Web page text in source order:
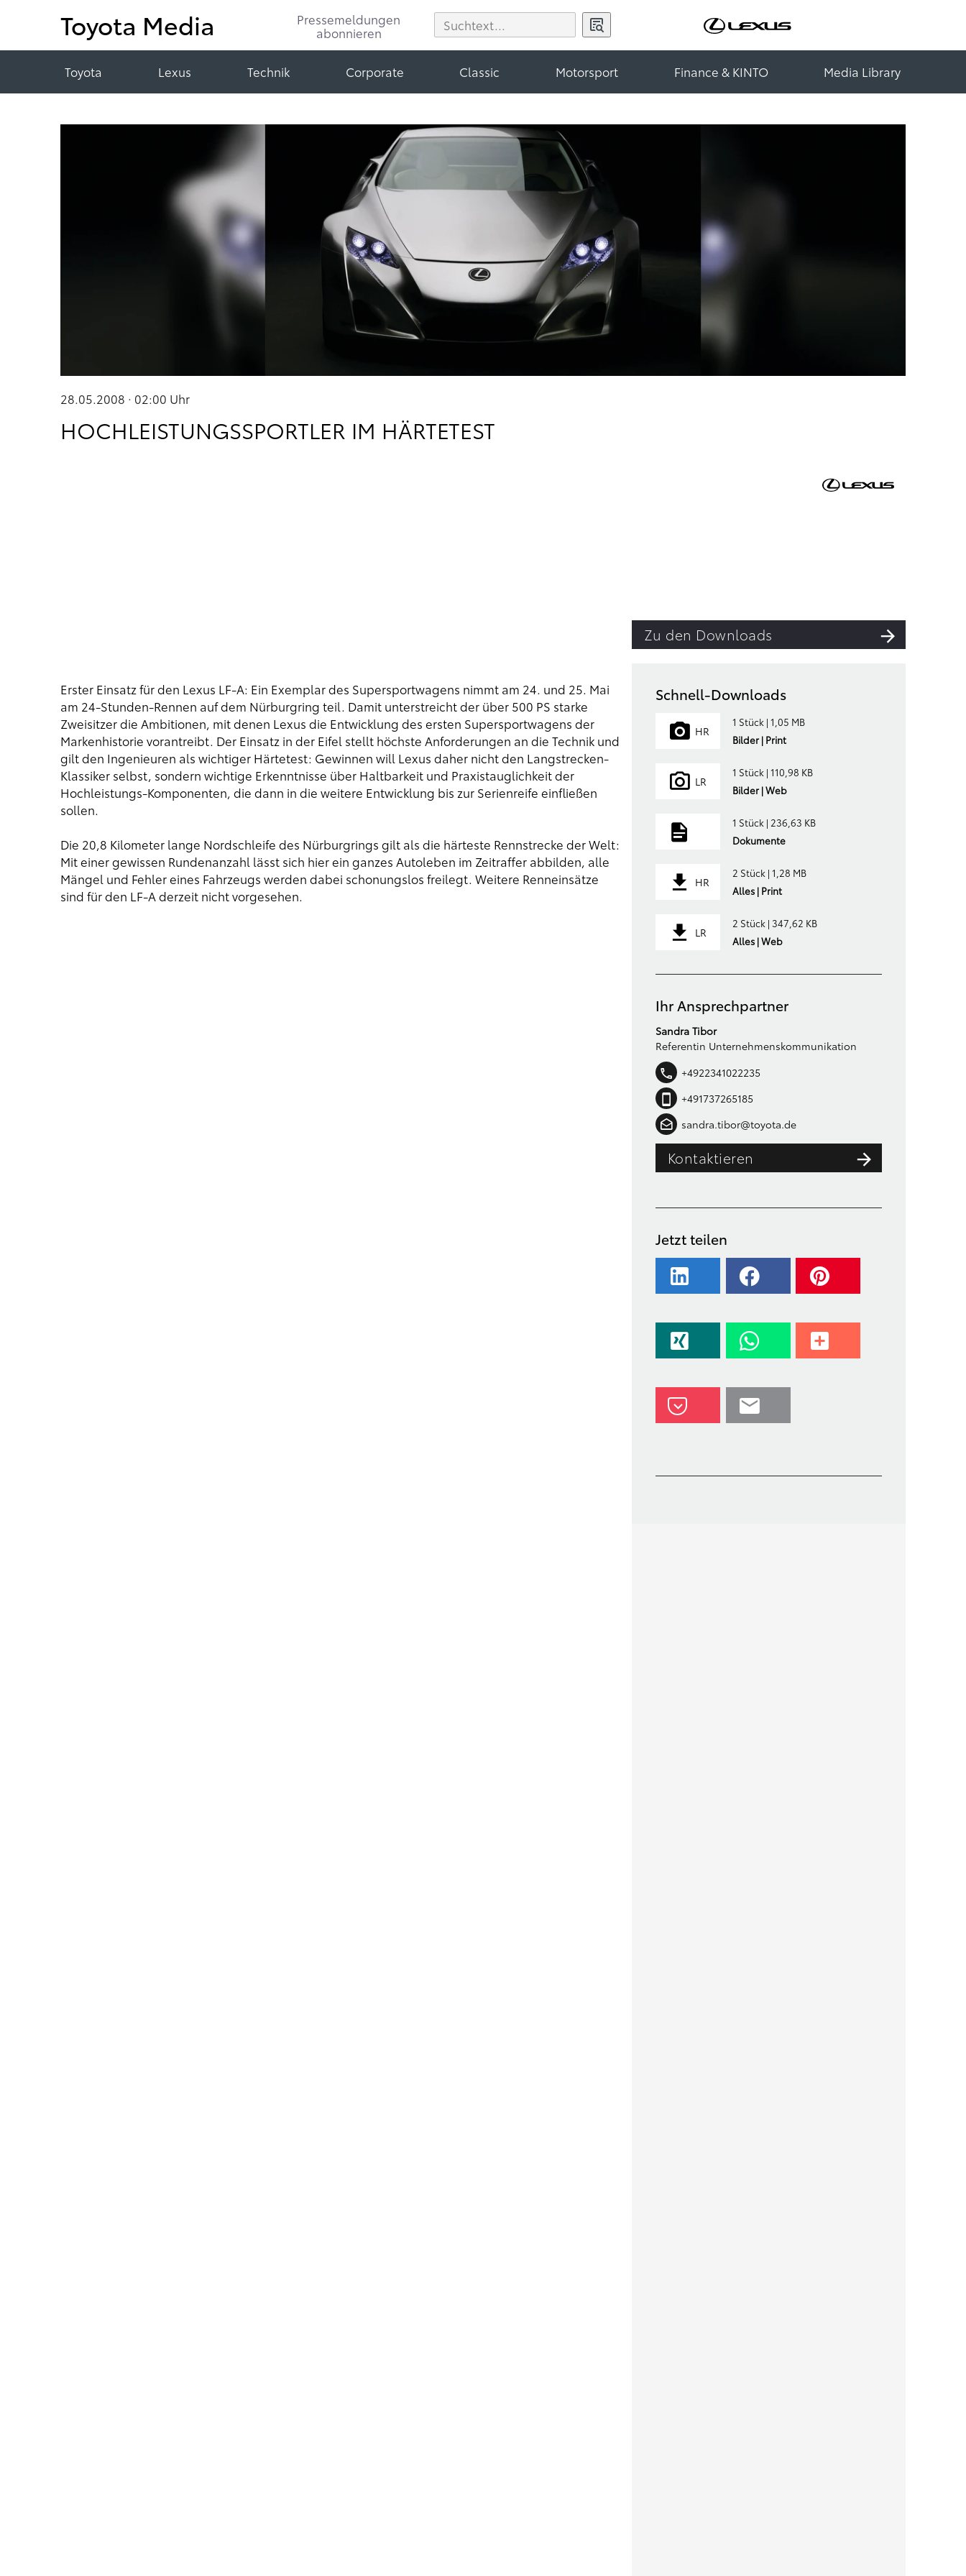
Toyota Media
Pressemeldungen
abonnieren
Toyota Lexus Technik Corporate Classic Motorsport Finance & KINTO Media Library
28.05.2008 · 02:00 Uhr
HOCHLEISTUNGSSPORTLER IM HÄRTETEST
Zu den Downloads
Erster Einsatz für den Lexus LF-A: Ein Exemplar des Supersportwagens nimmt am 24. und 25. Mai
am 24-Stunden-Rennen auf dem Nürburgring teil. Damit unterstreicht der über 500 PS starke
Zweisitzer die Ambitionen, mit denen Lexus die Entwicklung des ersten Supersportwagens der
Markenhistorie vorantreibt. Der Einsatz in der Eifel stellt höchste Anforderungen an die Technik und
gilt den Ingenieuren als wichtiger Härtetest: Gewinnen will Lexus daher nicht den Langstrecken-
Klassiker selbst, sondern wichtige Erkenntnisse über Haltbarkeit und Praxistauglichkeit der
Hochleistungs-Komponenten, die dann in die weitere Entwicklung bis zur Serienreife einfließen
sollen.
Die 20,8 Kilometer lange Nordschleife des Nürburgrings gilt als die härteste Rennstrecke der Welt:
Mit einer gewissen Rundenanzahl lässt sich hier ein ganzes Autoleben im Zeitraffer abbilden, alle
Mängel und Fehler eines Fahrzeugs werden dabei schonungslos freilegt. Weitere Renneinsätze
sind für den LF-A derzeit nicht vorgesehen.
Schnell-Downloads
HR
1 Stück | 1,05 MB
Bilder | Print
LR
1 Stück | 110,98 KB
Bilder | Web
1 Stück | 236,63 KB
Dokumente
HR
2 Stück | 1,28 MB
Alles | Print
LR
2 Stück | 347,62 KB
Alles | Web
Ihr Ansprechpartner
Sandra Tibor
Referentin Unternehmenskommunikation
+4922341022235
+491737265185
sandra.tibor@toyota.de
Kontaktieren
Jetzt teilen